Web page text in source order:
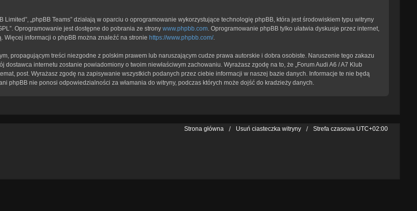
Limited”, „phpBB Teams” działają w oparciu o oprogramowanie wykorzystujące technologię phpBB, która jest środowiskiem typu witryny
Oprogramowanie jest dostępne do pobrania ze strony www.phpbb.com. Oprogramowanie phpBB tylko ułatwia dyskusje przez internet,
informacji o phpBB można znaleźć na stronie https://www.phpbb.com/.
propagującym treści niezgodne z polskim prawem lub naruszającym cudze prawa autorskie i dobra osobiste. Naruszenie tego zakazu
internetu zostanie powiadomiony o twoim niewłaściwym zachowaniu. Wyrażasz zgodę na to, że „Forum Audi A6 / A7 Klub
post. Wyrażasz zgodę na zapisywanie wszystkich podanych przez ciebie informacji w naszej bazie danych. Informacje te nie będą
phpBB nie ponosi odpowiedzialności za włamania do witryny, podczas których może dojść do kradzieży danych.
Strona główna Usuń ciasteczka witryny Strefa czasowa UTC+02:00